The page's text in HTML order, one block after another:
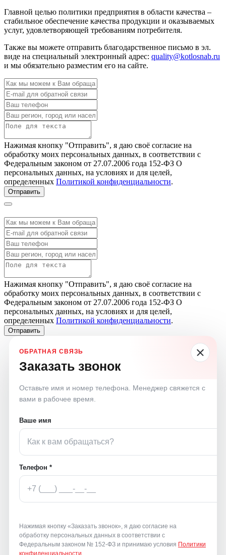
Главной целью политики предприятия в области качества –
стабильное обеспечение качества продукции и оказываемых
услуг, удовлетворяющей требованиям потребителя.
Также вы можете отправить благодарственное письмо в эл.
виде на специальный электронный адрес: quality@kotlosnab.ru
и мы обязательно разместим его на сайте.
Нажимая кнопку "Отправить", я даю своё согласие на
обработку моих персональных данных, в соответствии с
Федеральным законом от 27.07.2006 года 152-ФЗ О
персональных данных, на условиях и для целей,
определенных Политикой конфиденциальности.
Отправить
Нажимая кнопку "Отправить", я даю своё согласие на
обработку моих персональных данных, в соответствии с
Федеральным законом от 27.07.2006 года 152-ФЗ О
персональных данных, на условиях и для целей,
определенных Политикой конфиденциальности.
Отправить
Заказать звонок
Оставьте имя и номер телефона. Менеджер свяжется с
вами в рабочее время.
Ваше имя
Телефон *
Нажимая кнопку «Заказать звонок», я даю согласие на
обработку персональных данных в соответствии с
Федеральным законом № 152-ФЗ и принимаю условия Политики
конфиденциальности